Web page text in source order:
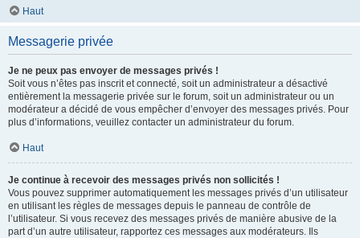
Haut
Messagerie privée
Je ne peux pas envoyer de messages privés !
Soit vous n’êtes pas inscrit et connecté, soit un administrateur a désactivé
entièrement la messagerie privée sur le forum, soit un administrateur ou un
modérateur a décidé de vous empêcher d’envoyer des messages privés. Pour
plus d’informations, veuillez contacter un administrateur du forum.
Haut
Je continue à recevoir des messages privés non sollicités !
Vous pouvez supprimer automatiquement les messages privés d’un utilisateur
en utilisant les règles de messages depuis le panneau de contrôle de
l’utilisateur. Si vous recevez des messages privés de manière abusive de la
part d’un autre utilisateur, rapportez ces messages aux modérateurs. Ils